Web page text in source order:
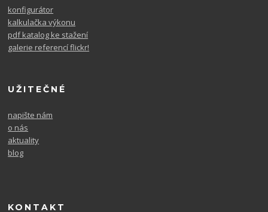
konfigurátor
kalkulačka výkonu
pdf katalog ke stažení
galerie referencí flickr!
UŽITEČNÉ
napište nám
o nás
aktuality
blog
KONTAKT